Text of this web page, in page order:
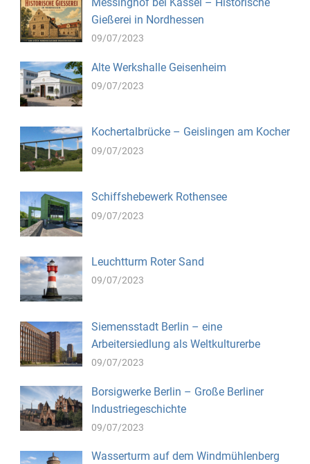
Gießerei in Nordhessen
09/07/2023
Alte Werkshalle Geisenheim
09/07/2023
Kochertalbrücke – Geislingen am Kocher
09/07/2023
Schiffshebewerk Rothensee
09/07/2023
Leuchtturm Roter Sand
09/07/2023
Siemensstadt Berlin – eine
Arbeitersiedlung als Weltkulturerbe
09/07/2023
Borsigwerke Berlin – Große Berliner
Industriegeschichte
09/07/2023
Wasserturm auf dem Windmühlenberg